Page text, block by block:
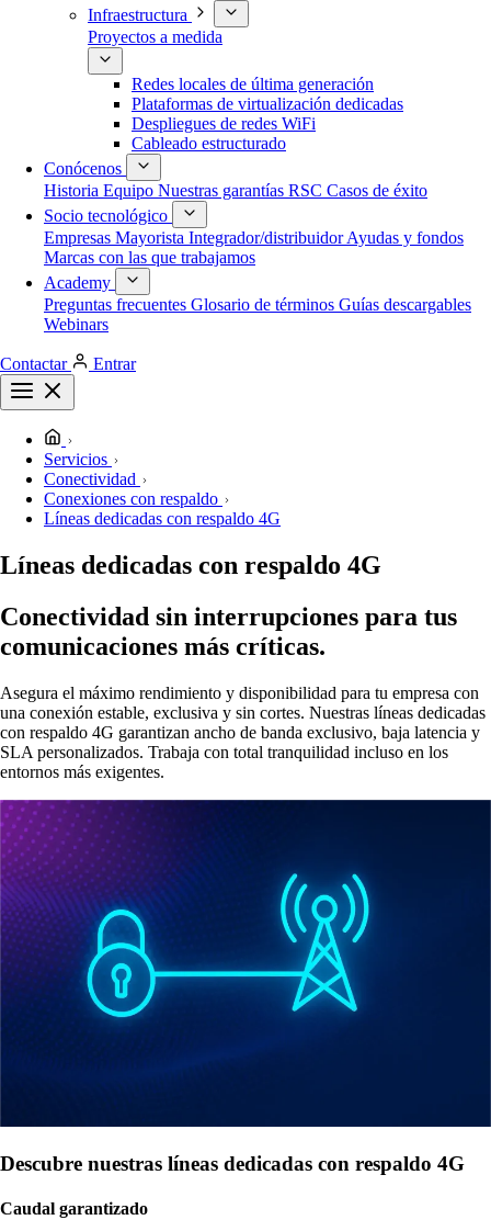
Infraestructura
Proyectos a medida
Redes locales de última generación
Plataformas de virtualización dedicadas
Despliegues de redes WiFi
Cableado estructurado
Conócenos
Historia Equipo Nuestras garantías RSC Casos de éxito
Socio tecnológico
Empresas Mayorista Integrador/distribuidorAyudas y fondos
Marcas con las que trabajamos
Academy
Preguntas frecuentes Glosario de términos Guías descargables
Webinars
Contactar Entrar
Servicios
Conectividad
Conexiones con respaldo
Líneas dedicadas con respaldo 4G
Líneas dedicadas con respaldo 4G
Conectividad sin interrupciones para tus
comunicaciones más críticas.
Asegura el máximo rendimiento y disponibilidad para tu empresa con
una conexión estable, exclusiva y sin cortes. Nuestras líneas dedicadas
con respaldo 4G garantizan ancho de banda exclusivo, baja latencia y
SLA personalizados. Trabaja con total tranquilidad incluso en los
entornos más exigentes.
Descubre nuestras líneas dedicadas con respaldo 4G
Caudal garantizado